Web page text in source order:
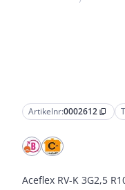
Artikelnr:0002612 content_copy
Aceflex RV-K 3G2,5